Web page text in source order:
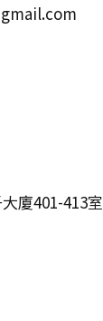
廈401-413室